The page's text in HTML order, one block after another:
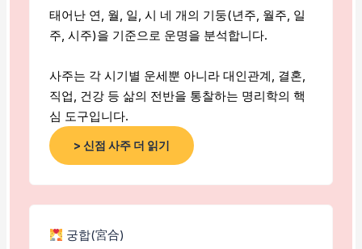
태어난 연, 월, 일, 시 네 개의 기둥(년주, 월주, 일
주, 시주)을 기준으로 운명을 분석합니다.
사주는 각 시기별 운세뿐 아니라 대인관계, 결혼,
직업, 건강 등 삶의 전반을 통찰하는 명리학의 핵
심 도구입니다.
> 신점 사주 더 읽기
궁합(宮合)